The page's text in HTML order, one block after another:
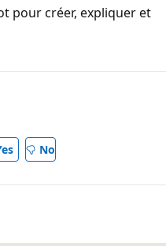
pour créer, expliquer et
No